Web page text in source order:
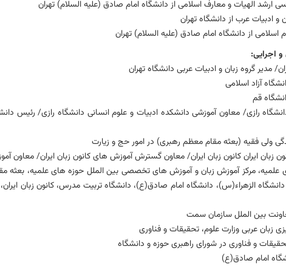
اجرایی:
مدیر گروه زبان و ادبیات عربی دانشگاه تهران
آزاد اسلامی
قم
رازی/ معاون آموزشی دانشکده ادبیات و علوم انسانی دانشگاه رازی/ رئیس
ولی فقیه (بعثه مقام معظم رهبری) در امور حج و زیارت
زبان ایران کانون زبان ایران/ معاون گسترش آموزش های کانون زبان ایران/ معاون
مرکز آموزش زبان و آموزش های تخصصی بین الملل حوزه های علمیه، بعثه
دانشگاه الزهراء(س)، دانشگاه امام صادق(ع)، دانشگاه تربیت مدرس، کانون زبان
بین الملل سازمان سمت
زبان عربی وزارت علوم، تحقیقات و فناوری
و فناوری در شورای راهبری حوزه و دانشگاه
امام صادق(ع)